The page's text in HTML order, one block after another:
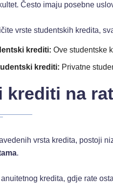
Često imaju posebne
vrste studentskih kredita,
krediti: Ove studentske
krediti: Privatne
krediti na
vrsta kredita, postoji
.
kredita, gdje rate